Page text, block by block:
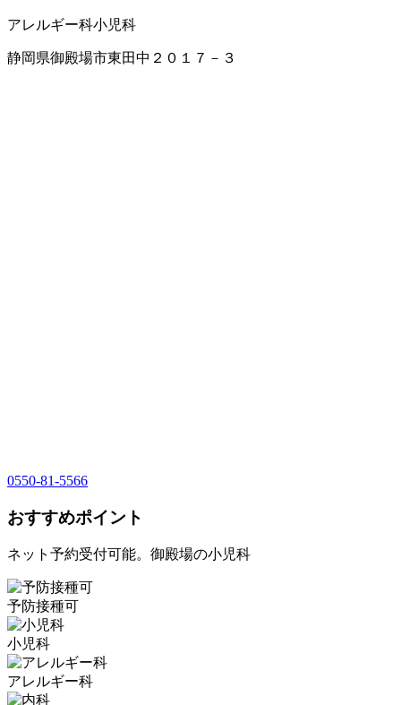
アレルギー科小児科
静岡県御殿場市東田中２０１７－３
0550-81-5566
おすすめポイント
ネット予約受付可能。御殿場の小児科
予防接種可
小児科
アレルギー科